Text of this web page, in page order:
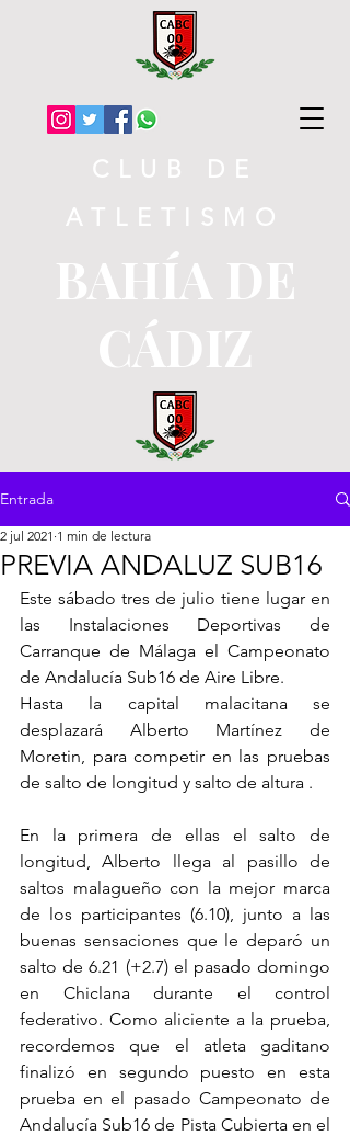
BAHÍA DE
CÁDIZ
CLUB DE
ATLETISMO
Entrada
PREVIA ANDALUZ SUB16
2 jul 2021 1 min de lectura
Este sábado tres de julio tiene lugar en
las Instalaciones Deportivas de
Carranque de Málaga el Campeonato
de Andalucía Sub16 de Aire Libre.
Hasta la capital malacitana se
desplazará Alberto Martínez de
Moretin, para competir en las pruebas
de salto de longitud y salto de altura .
En la primera de ellas el salto de
longitud, Alberto llega al pasillo de
saltos malagueño con la mejor marca
de los participantes (6.10), junto a las
buenas sensaciones que le deparó un
salto de 6.21 (+2.7) el pasado domingo
en Chiclana durante el control
federativo. Como aliciente a la prueba,
recordemos que el atleta gaditano
finalizó en segundo puesto en esta
prueba en el pasado Campeonato de
Andalucía Sub16 de Pista Cubierta en el